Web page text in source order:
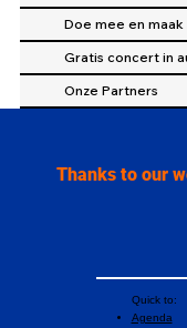
Doe mee en
Gratis concert in
Onze Partners
Thanks to our
Quick to:
Agenda